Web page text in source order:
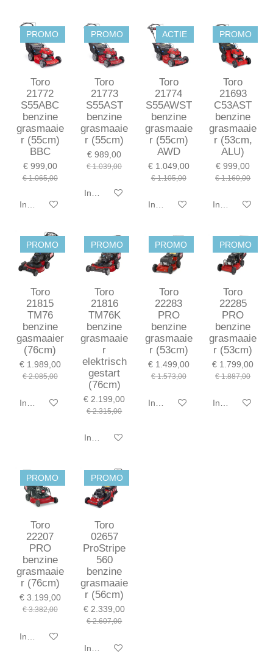
PROMO
Toro
21772
S55ABC
benzine
grasmaaie
r (55cm)
BBC
€ 999,00
€ 1.065,00
In winkelwagen
PROMO
Toro
21773
S55AST
benzine
grasmaaie
r (55cm)
€ 989,00
€ 1.039,00
In winkelwagen
ACTIE
Toro
21774
S55AWST
benzine
grasmaaie
r (55cm)
AWD
€ 1.049,00
€ 1.105,00
In winkelwagen
PROMO
Toro
21693
C53AST
benzine
grasmaaie
r (53cm,
ALU)
€ 999,00
€ 1.160,00
In winkelwagen
PROMO
Toro
21815
TM76
benzine
gasmaaier
(76cm)
€ 1.989,00
€ 2.085,00
In winkelwagen
PROMO
Toro
21816
TM76K
benzine
grasmaaie
r
elektrisch
gestart
(76cm)
€ 2.199,00
€ 2.315,00
In winkelwagen
PROMO
Toro
22283
PRO
benzine
grasmaaie
r (53cm)
€ 1.499,00
€ 1.573,00
In winkelwagen
PROMO
Toro
22285
PRO
benzine
grasmaaie
r (53cm)
€ 1.799,00
€ 1.887,00
In winkelwagen
PROMO
Toro
22207
PRO
benzine
grasmaaie
r (76cm)
€ 3.199,00
€ 3.382,00
In winkelwagen
PROMO
Toro
02657
ProStripe
560
benzine
grasmaaie
r (56cm)
€ 2.339,00
€ 2.607,00
In winkelwagen